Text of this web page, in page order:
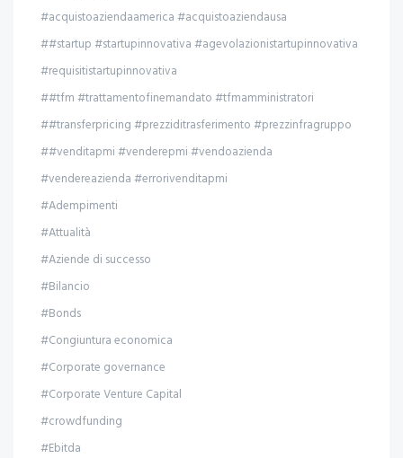
#acquistoaziendaamerica #acquistoaziendausa
##startup #startupinnovativa #agevolazionistartupinnovativa
#requisitistartupinnovativa
##tfm #trattamentofinemandato #tfmamministratori
##transferpricing #prezziditrasferimento #prezzinfragruppo
##venditapmi #venderepmi #vendoazienda
#vendereazienda #errorivenditapmi
#Adempimenti
#Attualità
#Aziende di successo
#Bilancio
#Bonds
#Congiuntura economica
#Corporate governance
#Corporate Venture Capital
#crowdfunding
#Ebitda